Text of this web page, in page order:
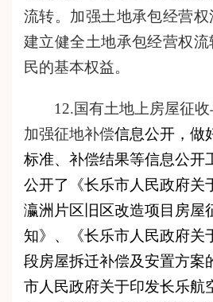
流转。加强土地承包经营权
建立健全土地承包经营权流
民的基本权益。
12.国有土地上房屋征收
加强征地补偿信息公开，做
标准、补偿结果等信息公开
公开了《长乐市人民政府关
瀛洲片区旧区改造项目房屋
知》、《长乐市人民政府关
段房屋拆迁补偿及安置方案
市人民政府关于印发长乐航